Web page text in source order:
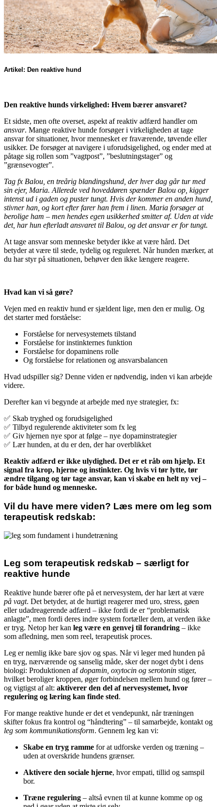
Artikel: Den reaktive hund
Den reaktive hunds virkelighed: Hvem bærer ansvaret?
Et sidste, men ofte overset, aspekt af reaktiv adfærd handler om
ansvar. Mange reaktive hunde forsøger i virkeligheden at tage
ansvar for situationer, hvor mennesket er fraværende, tøvende eller
usikker. De forsøger at navigere i uforudsigelighed, og ender med at
påtage sig rollen som ”vagtpost”, ”beslutningstager” og
”grænsevogter”.
Tag fx Balou, en treårig blandingshund, der hver dag går tur med
sin ejer, Maria. Allerede ved hoveddøren spænder Balou op, kigger
intenst ud i gaden og puster tungt. Hvis der kommer en anden hund,
stivner han, og kort efter farer han frem i linen. Maria forsøger at
berolige ham – men hendes egen usikkerhed smitter af. Uden at vide
det, har hun efterladt ansvaret til Balou, og det ansvar er for tungt.
At tage ansvar som menneske betyder ikke at være hård. Det
betyder at være til stede, tydelig og reguleret. Når hunden mærker, at
du har styr på situationen, behøver den ikke længere reagere.
Hvad kan vi så gøre?
Vejen med en reaktiv hund er sjældent lige, men den er mulig. Og
det starter med forståelse:
Forståelse for nervesystemets tilstand
Forståelse for instinkternes funktion
Forståelse for dopaminens rolle
Og forståelse for relationen og ansvarsbalancen
Hvad udspiller sig? Denne viden er nødvendig, inden vi kan arbejde
videre.
Derefter kan vi begynde at arbejde med nye strategier, fx:
✅ Skab tryghed og forudsigelighed
✅ Tilbyd regulerende aktiviteter som fx leg
✅ Giv hjernen nye spor at følge – nye dopaminstrategier
✅ Lær hunden, at du er den, der har overblikket
Reaktiv adfærd er ikke ulydighed. Det er et råb om hjælp. Et
signal fra krop, hjerne og instinkter. Og hvis vi tør lytte, tør
ændre tilgang og tør tage ansvar, kan vi skabe en helt ny vej –
for både hund og menneske.
Vil du have mere viden? Læs mere om leg som
terapeutisk redskab:
Leg som terapeutisk redskab – særligt for
reaktive hunde
Reaktive hunde bærer ofte på et nervesystem, der har lært at være
på vagt. Det betyder, at de hurtigt reagerer med uro, stress, gøen
eller udadreagerende adfærd – ikke fordi de er “problematisk
anlagte”, men fordi deres indre system fortæller dem, at verden ikke
er tryg. Netop her kan leg være en genvej til forandring – ikke
som afledning, men som reel, terapeutisk proces.
Leg er nemlig ikke bare sjov og spas. Når vi leger med hunden på
en tryg, nærværende og sanselig måde, sker der noget dybt i dens
biologi: Produktionen afdopamin, oxytocin og serotonin stiger,
hvilket beroliger kroppen, øger forbindelsen mellem hund og fører –
og vigtigst af alt: aktiverer den del af nervesystemet, hvor
regulering og læring kan finde sted.
For mange reaktive hunde er det et vendepunkt, når træningen
skifter fokus fra kontrol og “håndtering” – til samarbejde, kontakt og
leg som kommunikationsform. Gennem leg kan vi:
Skabe en tryg ramme for at udforske verden og træning –
uden at overskride hundens grænser.
Aktivere den sociale hjerne, hvor empati, tillid og samspil
bor.
Træne regulering – altså evnen til at kunne komme op og